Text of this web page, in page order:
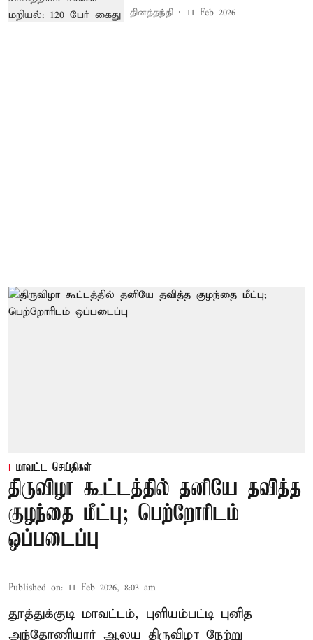
தினத்தந்தி 11 Feb 2026
மாவட்ட செய்திகள்
திருவிழா கூட்டத்தில் தனியே தவித்த
குழந்தை மீட்பு; பெற்றோரிடம்
ஒப்படைப்பு
Published on: 11 Feb 2026, 8:03 am
தூத்துக்குடி மாவட்டம், புளியம்பட்டி புனித
அந்தோணியார் ஆலய திருவிழா நேற்று